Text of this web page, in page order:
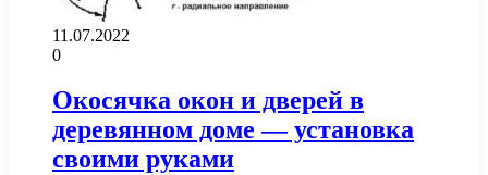
11.07.2022
0
Окосячка окон и дверей в
деревянном доме — установка
своими руками